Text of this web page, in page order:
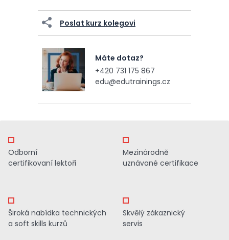
Poslat kurz kolegovi
Máte dotaz?
+420 731 175 867
edu@edutrainings.cz
Odborní
certifikovaní lektoři
Mezinárodně
uznávané certifikace
Široká nabídka technických
a soft skills kurzů
Skvělý zákaznický
servis